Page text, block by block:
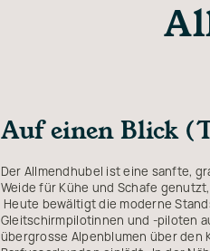
Auf einen Blick
Der Allmendhubel ist eine sanfte,
Weide für Kühe und Schafe
Heute bewältigt die moderne
Gleitschirmpilotinnen und -piloten
übergrosse Alpenblumen über den